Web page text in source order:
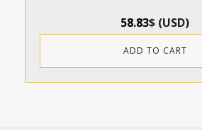
58.83$ (USD)
ADD TO CART